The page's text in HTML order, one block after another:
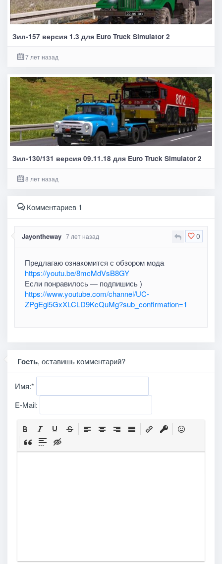
Зил-157 версия 1.3 для Euro Truck Simulator 2
7 лет назад
Зил-130/131 версия 09.11.18 для Euro Truck Simulator 2
8 лет назад
Комментариев 1
0
Jayontheway 7 лет назад
Предлагаю ознакомится с обзором мода
https://youtu.be/8mcMdVsB8GY
Если понравилось — подпишись )
https://www.youtube.com/channel/UC-
ZPgEgl5GxXLCLD9KcQuMg?sub_confirmation=1
Гость, оставишь комментарий?
Имя:*
E-Mail: